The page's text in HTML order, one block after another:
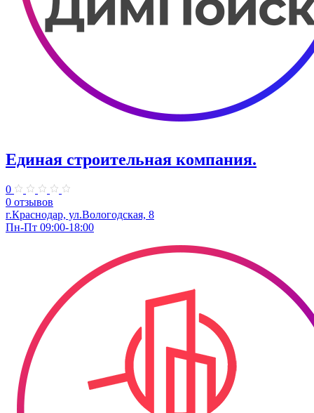
Единая строительная компания.
0
0 отзывов
г.Краснодар, ул.Вологодская, 8
Пн-Пт 09:00-18:00